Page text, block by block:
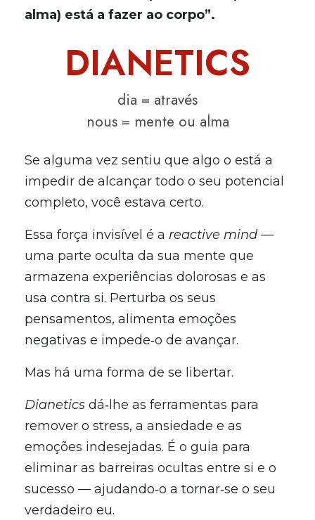
alma) está a fazer ao corpo”.
DIANETICS
dia = através
nous = mente ou alma
Se alguma vez sentiu que algo o está a
impedir de alcançar todo o seu potencial
completo, você estava certo.
Essa força invisível é a reactive mind —
uma parte oculta da sua mente que
armazena experiências dolorosas e as
usa contra si. Perturba os seus
pensamentos, alimenta emoções
negativas e impede‑o de avançar.
Mas há uma forma de se libertar.
Dianetics dá‑lhe as ferramentas para
remover o stress, a ansiedade e as
emoções indesejadas. É o guia para
eliminar as barreiras ocultas entre si e o
sucesso — ajudando‑o a tornar‑se o seu
verdadeiro eu.